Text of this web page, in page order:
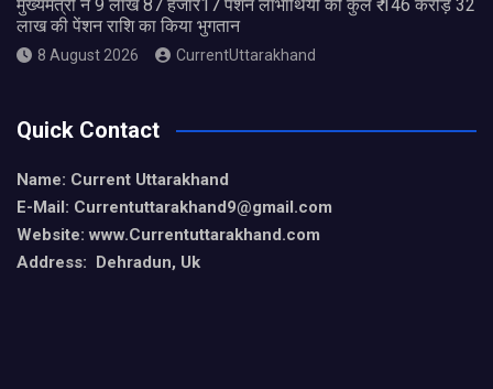
मुख्यमंत्री ने 9 लाख 87 हजार17 पेंशन लाभार्थियों को कुल ₹ 146 करोड़ 32
लाख की पेंशन राशि का किया भुगतान
8 August 2026 CurrentUttarakhand
Quick Contact
Name: Current Uttarakhand
E-Mail: Currentuttarakhand9@gmail.com
Website: www.Currentuttarakhand.com
Address: Dehradun, Uk